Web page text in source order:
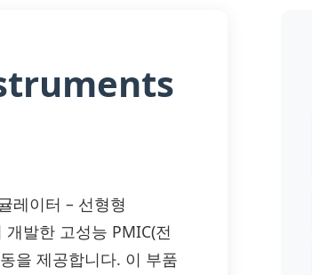
레이터 – 선형형
발한 고성능 PMIC(전
을 제공합니다. 이 부품